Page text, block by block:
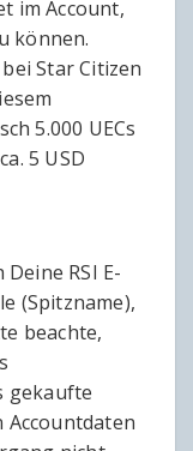
im Account,
können.
Star Citizen
5.000 UECs
5 USD
RSI E-
(Spitzname),
beachte,
gekaufte